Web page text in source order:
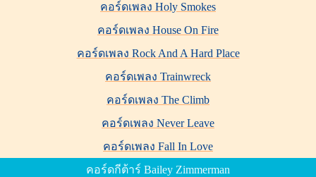
คอร์ดเพลง Holy Smokes
คอร์ดเพลง House On Fire
คอร์ดเพลง Rock And A Hard Place
คอร์ดเพลง Trainwreck
คอร์ดเพลง The Climb
คอร์ดเพลง Never Leave
คอร์ดเพลง Fall In Love
คอร์ดกีต้าร์ Bailey Zimmerman